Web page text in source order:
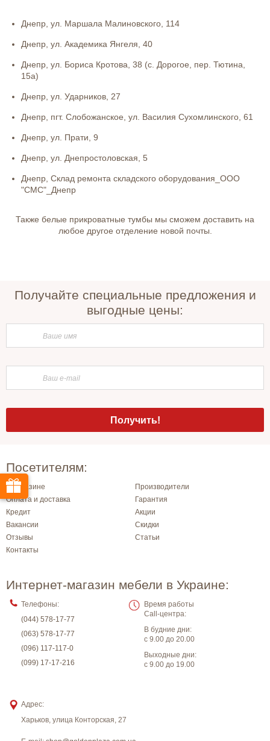
Днепр, ул. Маршала Малиновского, 114
Днепр, ул. Академика Янгеля, 40
Днепр, ул. Бориса Кротова, 38 (с. Дорогое, пер. Тютина,
15а)
Днепр, ул. Ударников, 27
Днепр, пгт. Слобожанское, ул. Василия Сухомлинского, 61
Днепр, ул. Прати, 9
Днепр, ул. Днепростоловская, 5
Днепр, Склад ремонта складского оборудования_ООО
"СМС"_Днепр
Также белые прикроватные тумбы мы сможем доставить на
любое другое отделение новой почты.
Получайте специальные предложения и
выгодные цены:
Посетителям:
О магазине
Производители
Оплата и доставка
Гарантия
Кредит
Акции
Вакансии
Скидки
Отзывы
Статьи
Контакты
Интернет-магазин мебели в Украине:
Телефоны:
(044) 578-17-77
(063) 578-17-77
(096) 117-117-0
(099) 17-17-216
Время работы
Call-центра:
В будние дни:
с 9.00 до 20.00
Выходные дни:
с 9.00 до 19.00
Адрес:
Харьков, улица Конторская, 27